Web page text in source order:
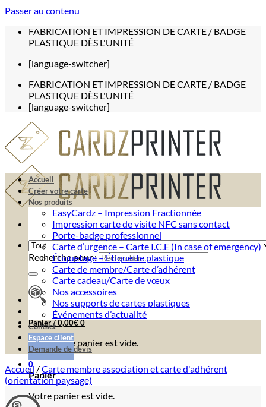
Passer au contenu
FABRICATION ET IMPRESSION DE CARTE / BADGE
PLASTIQUE DÈS L'UNITÉ
[language-switcher]
FABRICATION ET IMPRESSION DE CARTE / BADGE
PLASTIQUE DÈS L'UNITÉ
[language-switcher]
Recherche pour :
Panier /0,00€0
Votre panier est vide.
0
Panier
Votre panier est vide.
Accueil
Créer votre carte
Nos produits
EasyCardz – Impression Fractionnée
Impression carte de visite NFC sans contact
Porte-badge professionnel
Carte d’urgence – Carte I.C.E (In case of emergency)
Étiquetage – Étiquette plastique
Carte de membre/Carte d’adhérent
Carte cadeau/Carte de vœux
Nos accessoires
Nos supports de cartes plastiques
Événements d’actualité
Contact
Espace client
Demande de devis
Accueil /Carte membre association et carte d'adhérent
(orientation paysage)